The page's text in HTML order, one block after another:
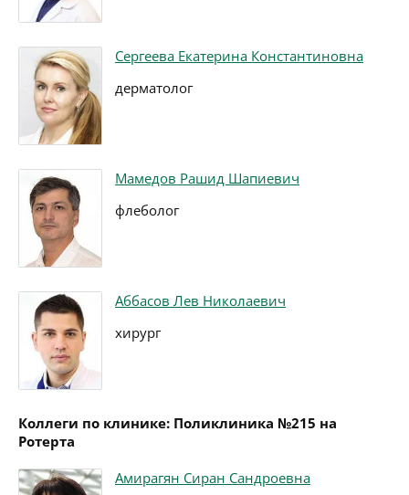
Сергеева Екатерина Константиновна
дерматолог
Мамедов Рашид Шапиевич
флеболог
Аббасов Лев Николаевич
хирург
Коллеги по клинике: Поликлиника №215 на
Ротерта
Амирагян Сиран Сандроевна